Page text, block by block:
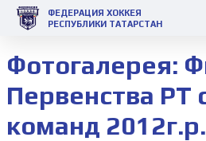
ФЕДЕРАЦИЯ ХОККЕЯ
РЕСПУБЛИКИ ТАТАРСТАН
Фотогалерея:
Первенства РТ
команд 2012г.р.